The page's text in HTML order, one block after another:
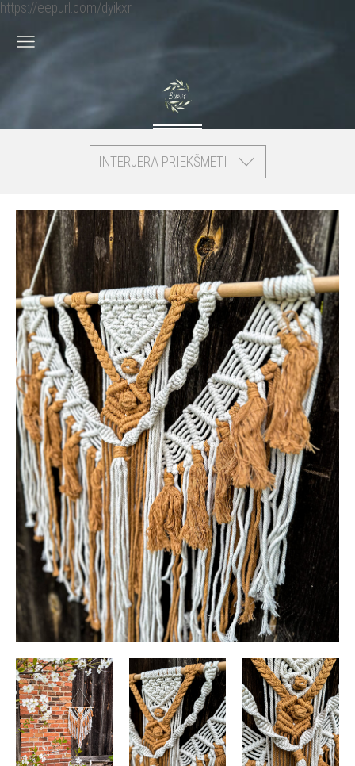
https://eepurl.com/dyikxr
INTERJERA PRIEKŠMETI